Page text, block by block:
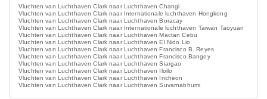
Vluchten van Luchthaven Clark naar Luchthaven Changi
Vluchten van Luchthaven Clark naar Internationale luchthaven Hongkong
Vluchten van Luchthaven Clark naar Luchthaven Boracay
Vluchten van Luchthaven Clark naar Internationale luchthaven Taiwan Taoyuan
Vluchten van Luchthaven Clark naar Luchthaven Mactan Cebu
Vluchten van Luchthaven Clark naar Luchthaven El Nido Lio
Vluchten van Luchthaven Clark naar Luchthaven Francisco B. Reyes
Vluchten van Luchthaven Clark naar Luchthaven Francisco Bangoy
Vluchten van Luchthaven Clark naar Luchthaven Siargao
Vluchten van Luchthaven Clark naar Luchthaven Iloilo
Vluchten van Luchthaven Clark naar Luchthaven Incheon
Vluchten van Luchthaven Clark naar Luchthaven Suvarnabhumi